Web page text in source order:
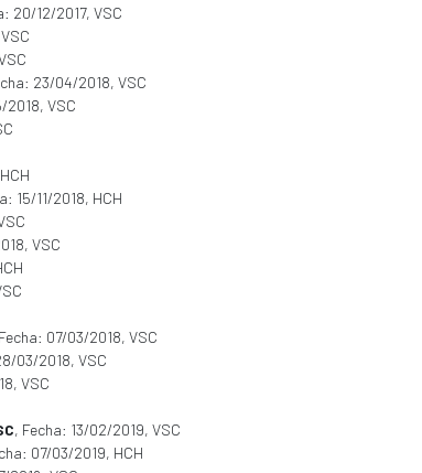
20/12/2017, VSC
23/04/2018, VSC
2018, VSC
15/11/2018, HCH
VSC
07/03/2018, VSC
03/2018, VSC
VSC
, Fecha: 13/02/2019, VSC
07/03/2019, HCH